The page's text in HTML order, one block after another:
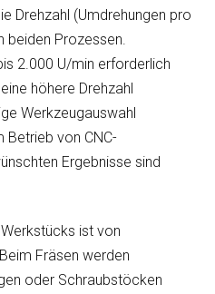
Drehzahl (Umdrehungen pro
beiden Prozessen.
2.000 U/min erforderlich
höhere Drehzahl
Werkzeugauswahl
Betrieb von CNC-
Ergebnisse sind
ist von
Fräsen werden
oder Schraubstöcken